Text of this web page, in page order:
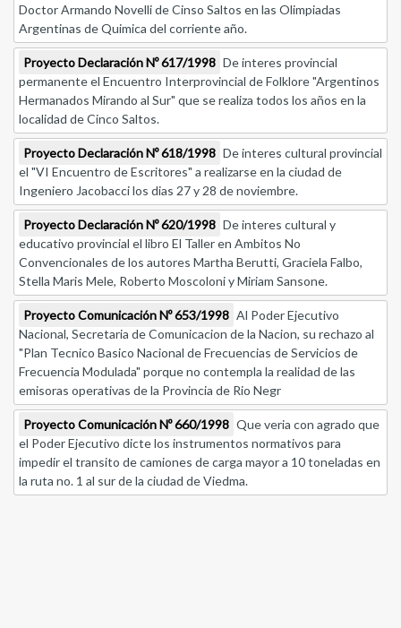
Doctor Armando Novelli de Cinso Saltos en las Olimpiadas
Argentinas de Quimica del corriente año.
Proyecto Declaración Nº 617/1998 De interes provincial
permanente el Encuentro Interprovincial de Folklore "Argentinos
Hermanados Mirando al Sur" que se realiza todos los años en la
localidad de Cinco Saltos.
Proyecto Declaración Nº 618/1998 De interes cultural provincial
el "VI Encuentro de Escritores" a realizarse en la ciudad de
Ingeniero Jacobacci los dias 27 y 28 de noviembre.
Proyecto Declaración Nº 620/1998 De interes cultural y
educativo provincial el libro El Taller en Ambitos No
Convencionales de los autores Martha Berutti, Graciela Falbo,
Stella Maris Mele, Roberto Moscoloni y Miriam Sansone.
Proyecto Comunicación Nº 653/1998 Al Poder Ejecutivo
Nacional, Secretaria de Comunicacion de la Nacion, su rechazo al
"Plan Tecnico Basico Nacional de Frecuencias de Servicios de
Frecuencia Modulada" porque no contempla la realidad de las
emisoras operativas de la Provincia de Rio Negr
Proyecto Comunicación Nº 660/1998 Que veria con agrado que
el Poder Ejecutivo dicte los instrumentos normativos para
impedir el transito de camiones de carga mayor a 10 toneladas en
la ruta no. 1 al sur de la ciudad de Viedma.